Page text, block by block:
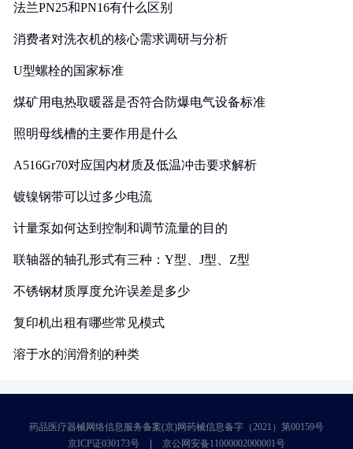
法兰PN25和PN16有什么区别
消费者对洗衣机的核心需求调研与分析
U型螺栓的国家标准
煤矿用电热取暖器是否符合防爆电气设备标准
照明母线槽的主要作用是什么
A516Gr70对应国内材质及低温冲击要求解析
镀镍钢带可以过多少电流
计量泵如何达到控制和调节流量的目的
联轴器的轴孔形式有三种：Y型、J型、Z型
不锈钢材质厚度允许误差是多少
复印机出租有哪些常见模式
溶于水的润滑剂的种类
药品医疗器械网络信息服务备案(京)网药械信息备字（2021）第00159号
京ICP证030173号
京公网安备11000002000001号